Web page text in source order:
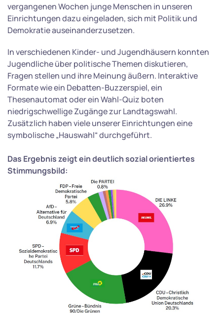
vergangenen Wochen junge Menschen in unseren
Einrichtungen dazu eingeladen, sich mit Politik und
Demokratie auseinanderzusetzen.
In verschiedenen Kinder- und Jugendhäusern konnten
Jugendliche über politische Themen diskutieren,
Fragen stellen und ihre Meinung äußern. Interaktive
Formate wie ein Debatten-Buzzerspiel, ein
Thesenautomat oder ein Wahl-Quiz boten
niedrigschwellige Zugänge zur Landtagswahl.
Zusätzlich haben viele unserer Einrichtungen eine
symbolische „Hauswahl“ durchgeführt.
Das Ergebnis zeigt ein deutlich sozial orientiertes
Stimmungsbild: